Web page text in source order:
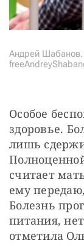
Андрей
Особое
здоровье.
лишь
считает
ему
Болезнь
питания,
отметила